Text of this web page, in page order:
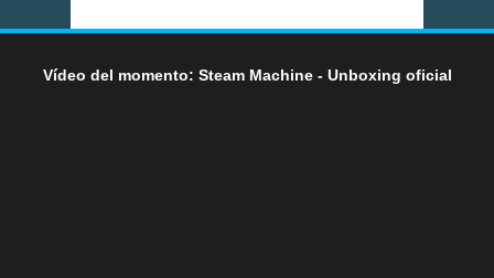
Vídeo del momento: Steam Machine - Unboxing oficial